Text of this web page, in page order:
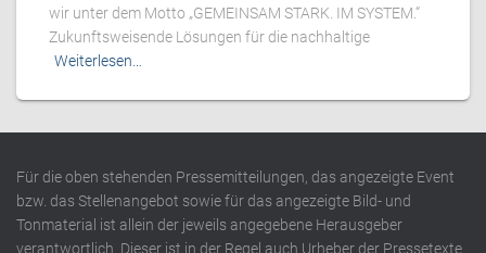
wir unter dem Motto „GEMEINSAM STARK. IM SYSTEM.“
Zukunftsweisende Lösungen für die nachhaltige
Weiterlesen…
Für die oben stehenden Pressemitteilungen, das angezeigte Event
bzw. das Stellenangebot sowie für das angezeigte Bild- und
Tonmaterial ist allein der jeweils angegebene Herausgeber
verantwortlich. Dieser ist in der Regel auch Urheber der Pressetexte